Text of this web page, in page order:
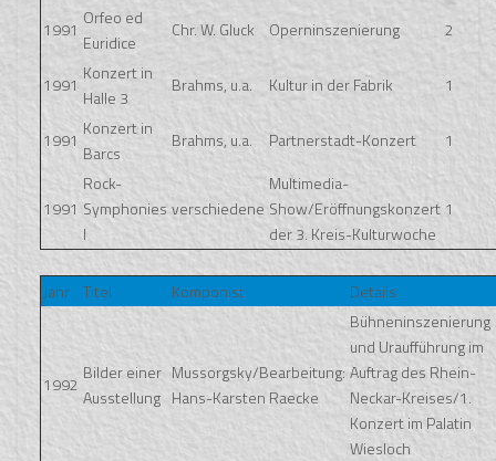
1991
Orfeo ed
Euridice
Chr. W. Gluck Operninszenierung 2
1991
Konzert in
Halle 3
Brahms, u.a. Kultur in der Fabrik 1
1991
Konzert in
Barcs
Brahms, u.a. Partnerstadt-Konzert 1
1991
Rock-
Symphonies
I
verschiedene
Multimedia-
Show/Eröffnungskonzert
der 3. Kreis-Kulturwoche
1
Jahr Titel Komponist Details
1992
Bilder einer
Ausstellung
Mussorgsky/Bearbeitung:
Hans-Karsten Raecke
Bühneninszenierung
und Uraufführung im
Auftrag des Rhein-
Neckar-Kreises/1.
Konzert im Palatin
Wiesloch